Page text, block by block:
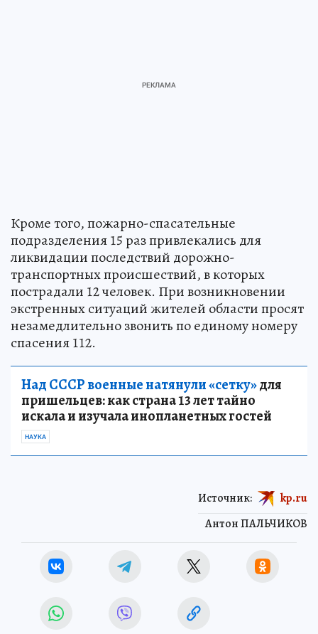
Кроме того, пожарно-спасательные
подразделения 15 раз привлекались для
ликвидации последствий дорожно-
транспортных происшествий, в которых
пострадали 12 человек. При возникновении
экстренных ситуаций жителей области просят
незамедлительно звонить по единому номеру
спасения 112.
Над СССР военные натянули «сетку»для
пришельцев: как страна 13 лет тайно
искала и изучала инопланетных гостей
НАУКА
Антон ПАЛЬЧИКОВ
Источник: kp.ru